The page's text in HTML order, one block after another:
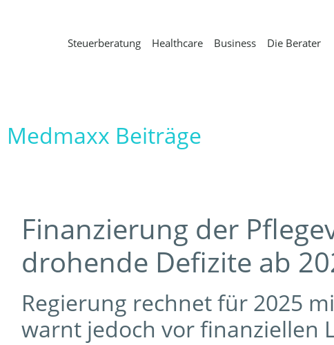
Steuerberatung Healthcare Business Die Berater
Medmaxx Beiträge
Finanzierung der
drohende Defizite ab
Regierung rechnet für 2025
warnt jedoch vor finanziellen